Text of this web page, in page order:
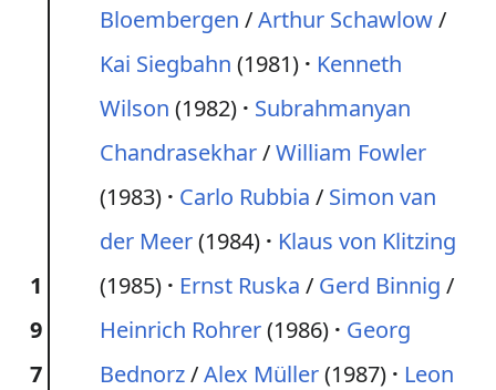
1
9
7
Bloembergen /Arthur Schawlow/
Kai Siegbahn (1981)
Kenneth
Wilson (1982)
Subrahmanyan
Chandrasekhar/William Fowler
(1983)
Carlo Rubbia / Simon van
der Meer(1984)
Klaus von Klitzing
(1985)
Ernst Ruska / Gerd Binnig /
Heinrich Rohrer(1986)
Georg
Bednorz/Alex Müller(1987)
Leon